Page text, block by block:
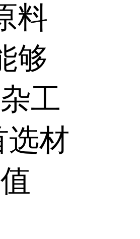
料
够
工
选材